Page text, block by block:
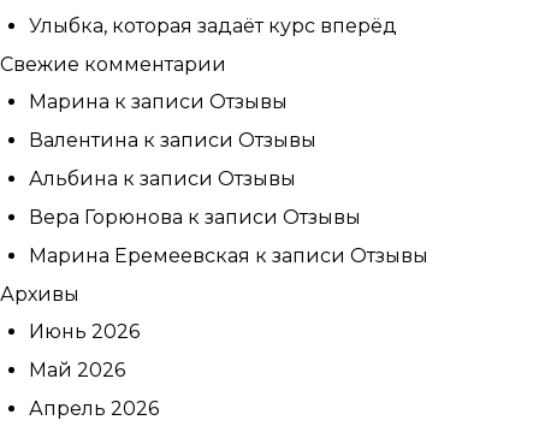
Улыбка, которая задаёт курс вперёд
Свежие комментарии
Марина к записи Отзывы
Валентина к записи Отзывы
Альбина к записи Отзывы
Вера Горюнова к записи Отзывы
Марина Еремеевская к записи Отзывы
Архивы
Июнь 2026
Май 2026
Апрель 2026